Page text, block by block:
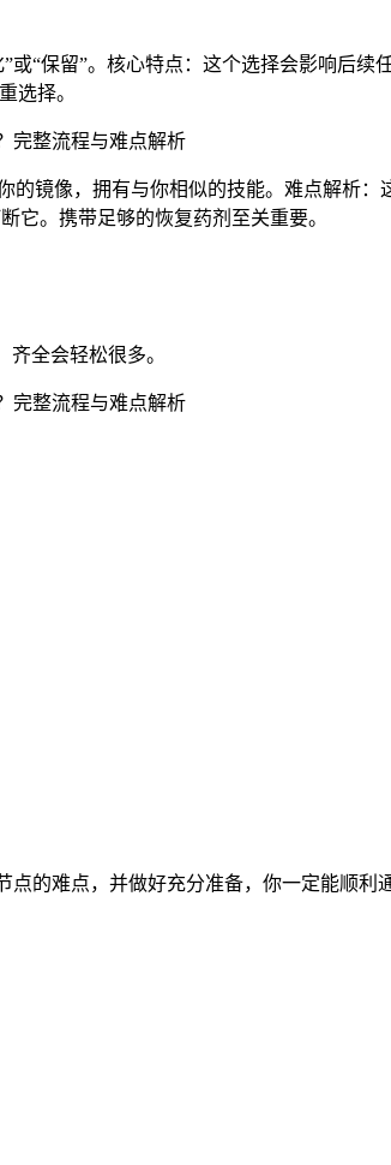
“保留”。核心特点：这个选择会影响后续
选择。
的镜像，拥有与你相似的技能。难点解析
它。携带足够的恢复药剂至关重要。
全会轻松很多。
的难点，并做好充分准备，你一定能顺利